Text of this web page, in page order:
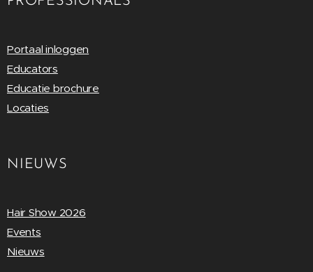
Portaal inloggen
Educators
Educatie brochure
Locaties
NIEUWS
Hair Show 2026
Events
Nieuws